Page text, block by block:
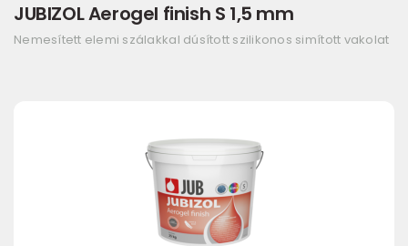
JUBIZOL Aerogel finish S 1,5 mm
Nemesített elemi szálakkal dúsított szilikonos simított vakolat